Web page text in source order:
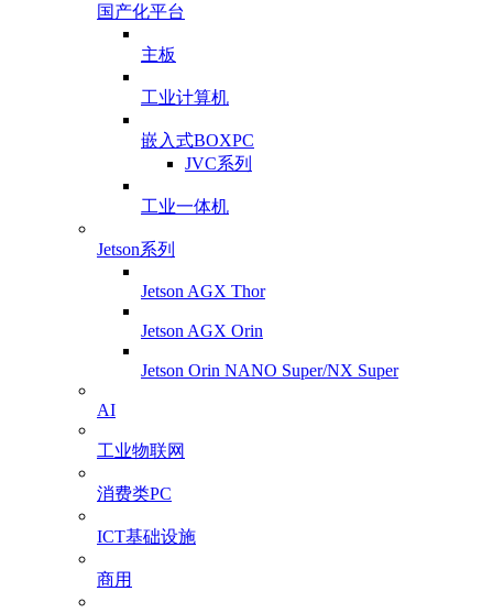
国产化平台
主板
工业计算机
嵌入式BOXPC
JVC系列
工业一体机
Jetson系列
Jetson AGX Thor
Jetson AGX Orin
Jetson Orin NANO Super/NX Super
AI
工业物联网
消费类PC
ICT基础设施
商用